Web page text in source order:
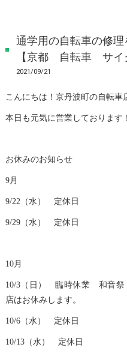
通学用の自転車の修理
【京都 自転車 サイ
2021/09/21
こんにちは！京丹波町の自転車
本日も元気に営業しております！
お休みのお知らせ
9月
9/22（水） 定休日
9/29（水） 定休日
10月
10/3（日） 臨時休業 和音祭
店はお休みします。
10/6（水） 定休日
10/13（水） 定休日